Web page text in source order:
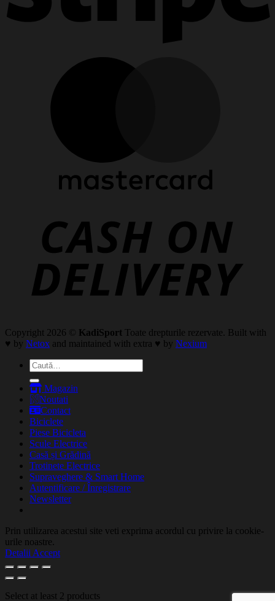
Copyright 2026 © KadiSport Toate drepturile rezervate. Built with
♥ by Netox and maintained with extra ♥ by Nexium
Caută
după:
Magazin
Noutati
Contact
Biciclete
Piese Bicicleta
Scule Electrice
Casă și Grădină
Trotinete Electrice
Supraveghere & Smart Home
Autentificare / Înregistrare
Newsletter
Prin utilizarea acestui site veti exprima acordul cu privire la cookie-
urile noastre.
Detalii Accept
Select at least 2 products